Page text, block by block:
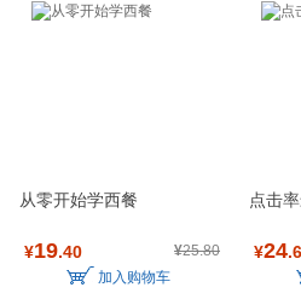
从零开始学西餐
¥19.40 ¥25.80
加入购物车
点击
¥24